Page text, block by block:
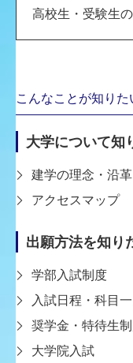
高校生・受験生
こんなことが知りた
大学について知
建学の理念・沿革
アクセスマップ
出願方法を知り
学部入試制度
入試日程・科目
奨学金・特待生
大学院入試
「ユキヒラやねやね
空き家を地域拠点
た。閉鎖的だった公
設け、カウンターと
して様々に機能しま
つくることで、地域
した。